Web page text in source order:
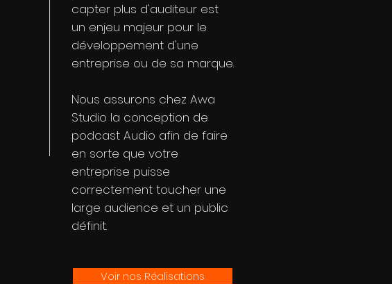
capter plus d'auditeur est
un enjeu majeur pour le
développement d'une
entreprise ou de sa marque.
Nous assurons chez Awa
Studio la conception de
podcast Audio afin de faire
en sorte que votre
entreprise puisse
correctement toucher une
large audience et un public
définit.
Voir nos Réalisations